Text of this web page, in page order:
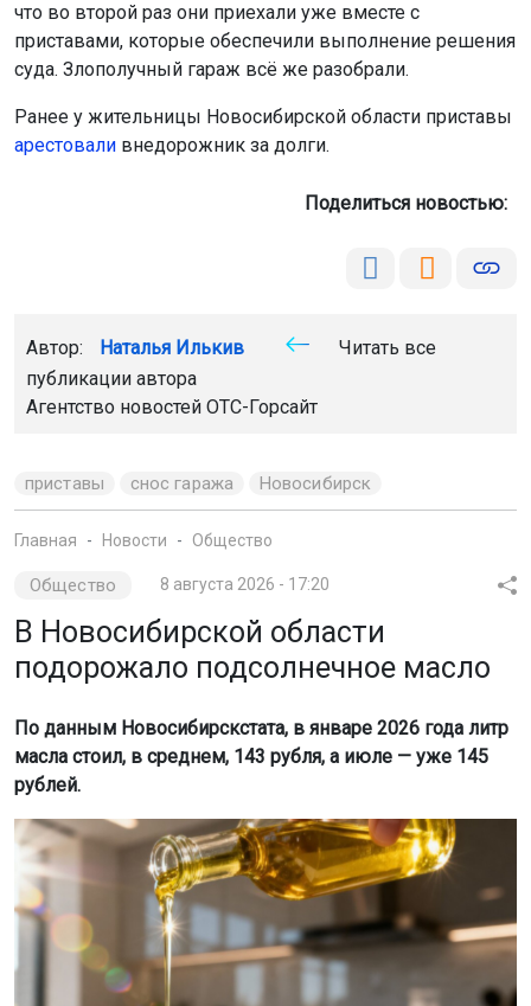
что во второй раз они приехали уже вместе с
приставами, которые обеспечили выполнение решения
суда. Злополучный гараж всё же разобрали.
Ранее у жительницы Новосибирской области приставы
арестовали внедорожник за долги.
Поделиться новостью:
Автор: Наталья Илькив
Читать все
публикации автора
Агентство новостей ОТС-Горсайт
приставы снос гаража Новосибирск
Главная Новости Общество
Общество 8 августа 2026 - 17:20
В Новосибирской области
подорожало подсолнечное масло
По данным Новосибирскстата, в январе 2026 года литр
масла стоил, в среднем, 143 рубля, а июле — уже 145
рублей.